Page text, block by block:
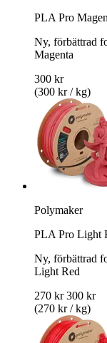
PLA Pro
Ny, förbättrad
Magenta
300 kr
(300 kr / kg)
Polymaker
PLA Pro Light
Ny, förbättrad
Light Red
270 kr 300 kr
(270 kr / kg)